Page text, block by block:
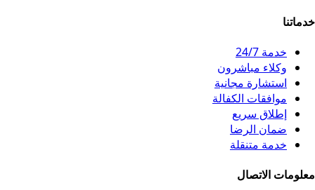
خدماتنا
خدمة 24/7
وكلاء مباشرون
استشارة مجانية
موافقات الكفالة
إطلاق سريع
ضمان الرضا
خدمة متنقلة
معلومات الاتصال